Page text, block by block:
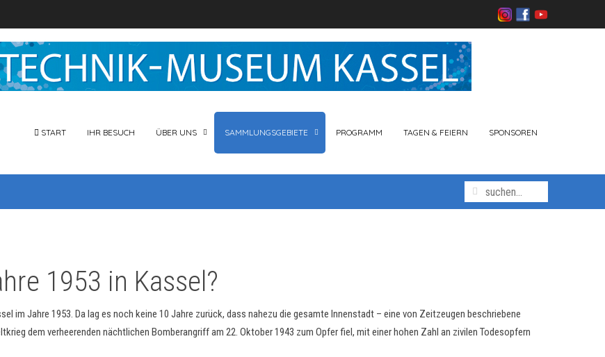
START IHR BESUCH ÜBER UNS SAMMLUNGSGEBIETE PROGRAMM TAGEN & FEIERN SPONSOREN
1953 in Kassel?
im Jahre 1953. Da lag es noch keine 10 Jahre zurück, dass nahezu die gesamte Innenstadt – eine von Zeitzeugen beschriebene
dem verheerenden nächtlichen Bomberangriff am 22. Oktober 1943 zum Opfer fiel, mit einer hohen Zahl an zivilen Todesopfern